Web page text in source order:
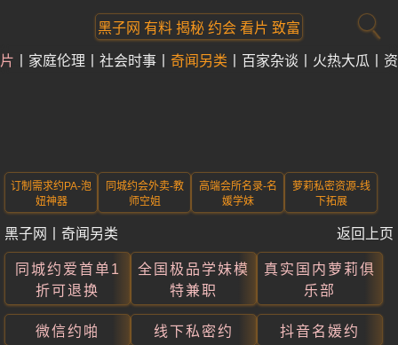
黑子网 有料 揭秘 约会 看片 致富
家庭伦理 社会时事 奇闻另类 百家杂谈 火热大瓜
订制需求约PA-泡
妞神器
同城约会外卖-教
师空姐
高端会所名录-名
媛学妹
萝莉私密资源-线
下拓展
黑子网 奇闻另类 返回上页
同城约爱首单1
折可退换
全国极品学妹模
特兼职
真实国内萝莉俱
乐部
微信约啪 线下私密约 抖音名媛约